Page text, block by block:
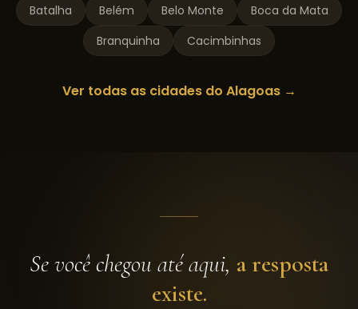
Batalha
Belém Belo Monte
Boca da Mata
Branquinha
Cacimbinhas
Ver todas as cidades do Alagoas→
Se você chegou até aqui, a resposta
existe.